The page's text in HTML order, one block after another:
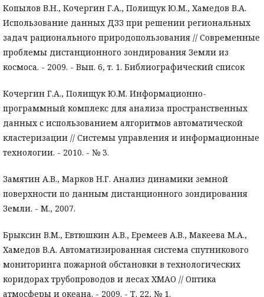
Копылов В.Н., Кочергин Г.А., Полищук Ю.М., Хамедов В.А.
Использование данных ДЗЗ при решении региональных
задач рационального природопользования // Современные
проблемы дистанционного зондирования Земли из
космоса. - 2009. - Вып. 6, т. 1. Библиографический список
Кочергин Г.А., Полищук Ю.М. Информационно-
программный комплекс для анализа пространственных
данных с использованием алгоритмов автоматической
кластеризации // Системы управления и информационные
технологии. - 2010. - № 3.
Замятин А.В., Марков Н.Г. Анализ динамики земной
поверхности по данным дистанционного зондирования
Земли. - М., 2007.
Брыксин В.М., Евтюшкин А.В., Еремеев А.В., Макеева М.А.,
Хамедов В.А. Автоматизированная система спутникового
мониторинга пожарной обстановки в технологических
коридорах трубопроводов и лесах ХМАО // Оптика
атмосферы и океана. - 2009. - Т. 22, № 1.